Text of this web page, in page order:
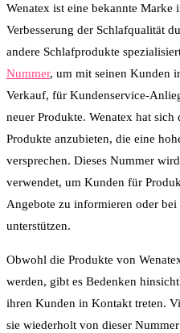
Wenatex ist eine bekannte Marke
Verbesserung der Schlafqualität
andere Schlafprodukte
Nummer, um mit seinen Kunden
Verkauf, für Kundenservice-
neuer Produkte. Wenatex hat
Produkte anzubieten, die eine
versprechen. Dieses Nummer
verwendet, um Kunden für
Angebote zu informieren oder
unterstützen.
Obwohl die Produkte von
werden, gibt es Bedenken
ihren Kunden in Kontakt treten.
sie wiederholt von dieser